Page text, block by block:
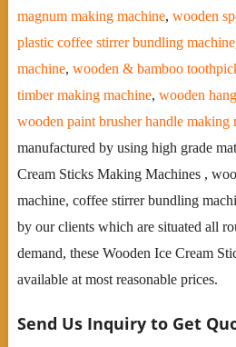
magnum making machine, wooden
plastic coffee stirrer bundling machine
machine, wooden & bamboo
timber making machine, wooden
wooden paint brusher handle making
manufactured by using high grade
Cream Sticks Making Machines ,
machine, coffee stirrer bundling
by our clients which are situated all
demand, these Wooden Ice Cream
available at most reasonable prices.
Send Us Inquiry to Get